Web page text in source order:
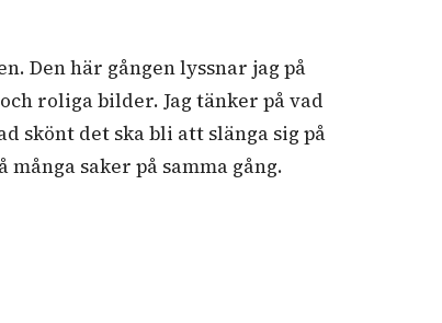
Den här gången lyssnar jag på
roliga bilder. Jag tänker på vad
skönt det ska bli att slänga sig på
saker på samma gång.